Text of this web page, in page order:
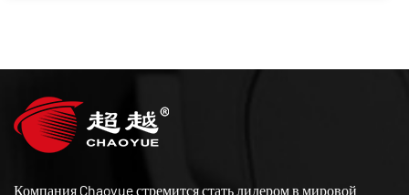
Компания Chaoyue стремится стать лидером в мировой